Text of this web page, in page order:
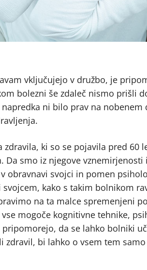
vključujejo v družbo, je
bolezni še zdaleč nismo prišli
ni bilo prav na
ki so se pojavila pred 60
smo iz njegove vznemirjenosti
obravnavi svojci in pomen
kako s takim bolnikom
na ta malce spremenjeni
mogoče kognitivne tehnike,
da se lahko bolniki
bi lahko o vsem tem